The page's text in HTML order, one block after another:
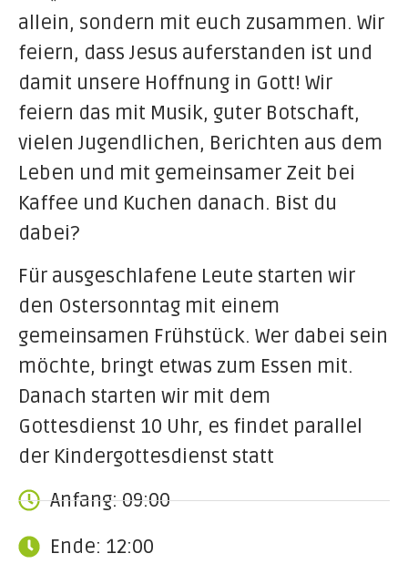
allein, sondern mit euch zusammen. Wir
feiern, dass Jesus auferstanden ist und
damit unsere Hoffnung in Gott! Wir
feiern das mit Musik, guter Botschaft,
vielen Jugendlichen, Berichten aus dem
Leben und mit gemeinsamer Zeit bei
Kaffee und Kuchen danach. Bist du
dabei?
Für ausgeschlafene Leute starten wir
den Ostersonntag mit einem
gemeinsamen Frühstück. Wer dabei sein
möchte, bringt etwas zum Essen mit.
Danach starten wir mit dem
Gottesdienst 10 Uhr, es findet parallel
der Kindergottesdienst statt
Anfang: 09:00
Ende: 12:00